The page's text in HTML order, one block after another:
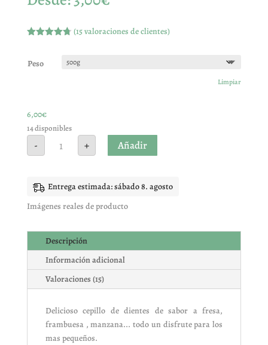
de 5 en
base a
(15valoraciones de clientes)
Peso
Limpiar
6,00€
14 disponibles
-
CEPILLOS
DIENTES
cantidad
+ Añadir
Entrega estimada: sábado 8. agosto
Imágenes reales de producto
Descripción
Información adicional
Valoraciones (15)
Delicioso cepillo de dientes de sabor a fresa,
frambuesa , manzana... todo un disfrute para los
mas pequeños.